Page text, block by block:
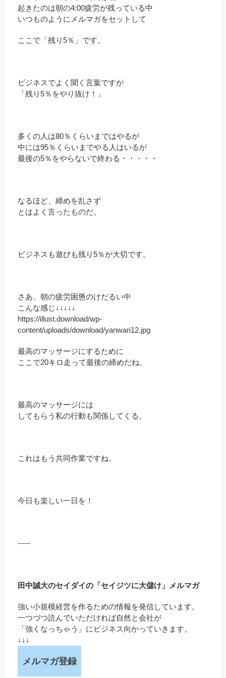
起きたのは朝の4:00疲労が残っている中
いつものようにメルマガをセットして
ここで「残り5％」です。
ビジネスでよく聞く言葉ですが
「残り5％をやり抜け！」
多くの人は80％くらいまではやるが
中には95％くらいまでやる人はいるが
最後の5％をやらないで終わる・・・・・
なるほど、締めを乱さず
とはよく言ったものだ。
ビジネスも遊びも残り5％が大切です。
さあ、朝の疲労困憊のけだるい中
こんな感じ↓↓↓↓↓
https://illust.download/wp-
content/uploads/download/yanwari12.jpg
最高のマッサージにするために
ここで20キロ走って最後の締めだね。
最高のマッサージには
してもらう私の行動も関係してくる。
これはもう共同作業ですね。
今日も楽しい一日を！
-----
田中誠大のセイダイの「セイジツに大儲け」メルマガ
強い小規模経営を作るための情報を発信しています。
一つづつ読んでいただければ自然と会社が
「強くなっちゃう」にビジネス向かっていきます。
↓↓↓
メルマガ登録